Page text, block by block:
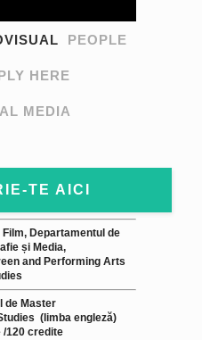
PEOPLE
HERE
MEDIA
TE AICI
Departamentul de
și Media,
and Performing Arts
de Master
(limba engleză)
120 credite